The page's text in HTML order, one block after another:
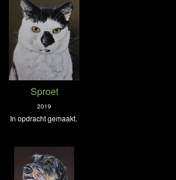
Sproet
2019
In opdracht gemaakt.